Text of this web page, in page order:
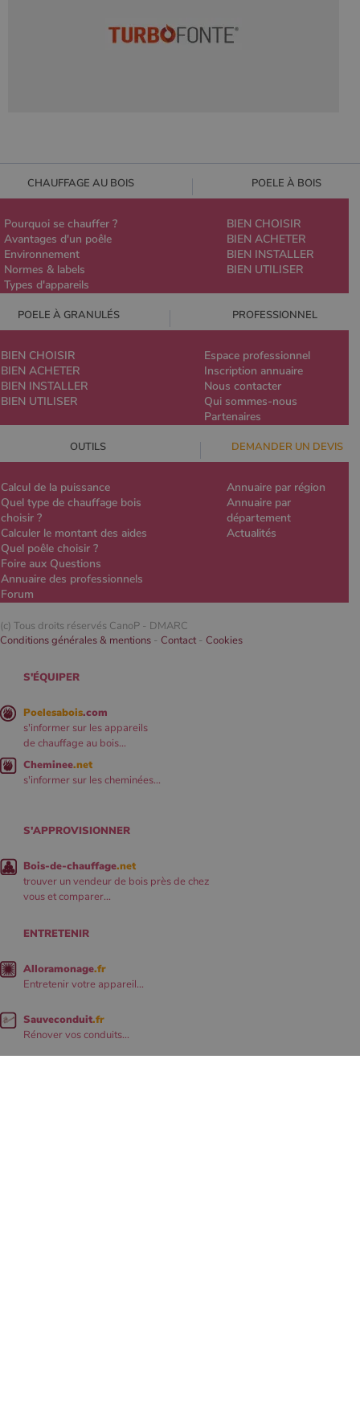
CHAUFFAGE AU BOIS POELE À BOIS
Pourquoi se chauffer ?
Avantages d'un poêle
Environnement
Normes & labels
Types d'appareils
BIEN CHOISIR
BIEN ACHETER
BIEN INSTALLER
BIEN UTILISER
POELE À GRANULÉS PROFESSIONNEL
BIEN CHOISIR
BIEN ACHETER
BIEN INSTALLER
BIEN UTILISER
Espace professionnel
Inscription annuaire
Nous contacter
Qui sommes-nous
Partenaires
OUTILS DEMANDER UN DEVIS
Calcul de la puissance
Quel type de chauffage bois
choisir ?
Calculer le montant des aides
Quel poêle choisir ?
Foire aux Questions
Annuaire des professionnels
Forum
Annuaire par région
Annuaire par
département
Actualités
(c) Tous droits réservés CanoP - DMARC
Conditions générales & mentions - Contact- Cookies
S'ÉQUIPER
Poelesabois.com
s'informer sur les appareils
de chauffage au bois...
Cheminee.net
s'informer sur les cheminées...
S'APPROVISIONNER
Bois-de-chauffage.net
trouver un vendeur de bois près de chez
vous et comparer...
ENTRETENIR
Alloramonage.fr
Entretenir votre appareil...
Sauveconduit.fr
Rénover vos conduits...